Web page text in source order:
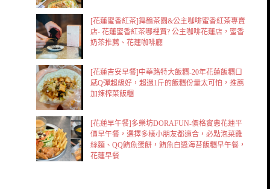
[花蓮蜜香紅茶]舞鶴茶園&公主咖啡蜜香紅茶專賣
店- 花蓮蜜香紅茶哪裡買? 公主咖啡花蓮店，蜜香
奶茶推薦、花蓮咖啡廳
[花蓮吉安早餐]中華路特大飯糰-20年花蓮飯糰口
感Q彈超級好，超過1斤的飯糰份量太可怕，推薦
加辣榨菜飯糰
[花蓮早午餐]多樂坊DORAFUN-價格實惠花蓮平
價早午餐，選擇多樣小朋友都適合，必點泡菜雞
絲麵、QQ鮪魚蛋餅，鮪魚白醬海苔飯糰早午餐，
花蓮早餐